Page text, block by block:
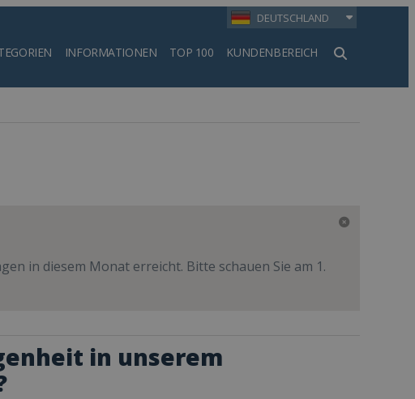
DEUTSCHLAND
INFORMATIONEN TOP 100 KUNDENBEREICH
Suchen
in diesem Monat erreicht. Bitte schauen Sie am 1.
in unserem